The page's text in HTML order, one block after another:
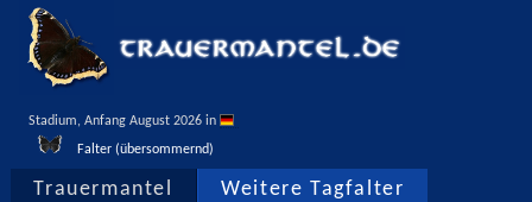
Stadium, Anfang August 2026 in
Falter (übersommernd)
Trauermantel Weitere Tagfalter